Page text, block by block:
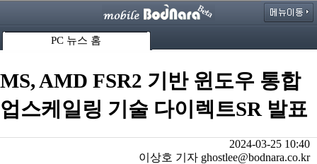
PC 뉴스 홈
MS, AMD FSR2 기반 윈도우 통합
업스케일링 기술 다이렉트SR 발표
2024-03-25 10:40
이상호 기자 ghostlee@bodnara.co.kr